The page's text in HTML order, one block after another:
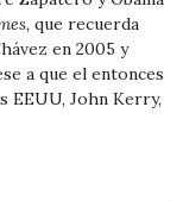
que recuerda
en 2005 y
a que el entonces
EEUU, John Kerry,